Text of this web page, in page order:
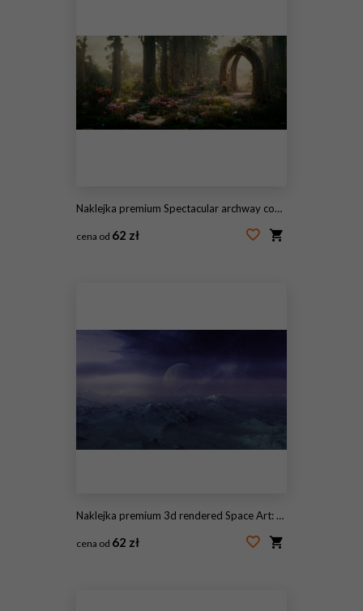
Naklejka premium Spectacular archway covered with vine in the middle of fantasy fairy tale forest landscape, misty on spring time. Digital art 3D illustration.
cena od 62 zł
Naklejka premium 3d rendered Space Art: Alien Planet - A Fantasy Landscape with blue skies and stars
cena od 62 zł